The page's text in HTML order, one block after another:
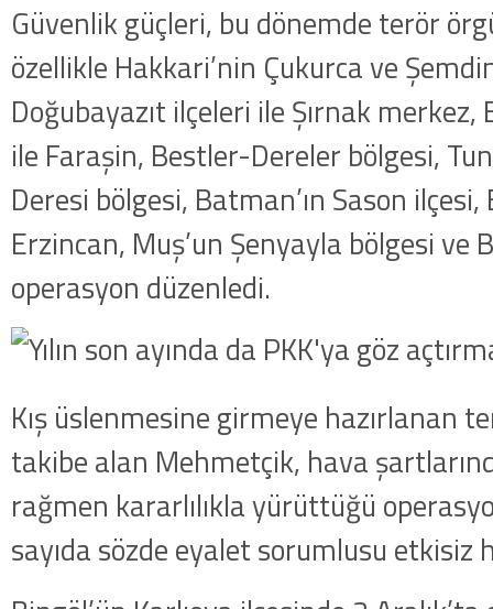
Güvenlik güçleri, bu dönemde terör
özellikle Hakkari’nin Çukurca ve
Doğubayazıt ilçeleri ile Şırnak
ile Faraşin, Bestler-Dereler bölgesi,
Deresi bölgesi, Batman’ın Sason
Erzincan, Muş’un Şenyayla bölgesi ve
operasyon düzenledi.
Kış üslenmesine girmeye hazırlanan
takibe alan Mehmetçik, hava
rağmen kararlılıkla yürüttüğü
sayıda sözde eyalet sorumlusu etkisiz